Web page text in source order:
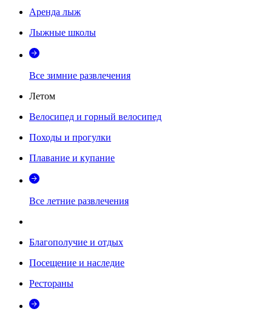
Аренда лыж
Лыжные школы
Все зимние развлечения
Летом
Велосипед и горный велосипед
Походы и прогулки
Плавание и купание
Все летние развлечения
Благополучие и отдых
Посещение и наследие
Рестораны